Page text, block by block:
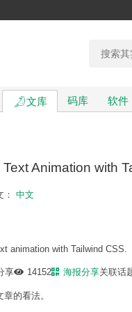
文库 码库 软件
Animation with
： 中文
animation with Tailwind CSS.
享 14152 海报分享关联话
的看法。